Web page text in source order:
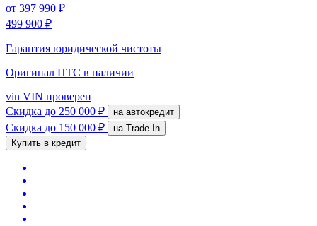
от 397 990 ₽
499 900 ₽
Гарантия юридической чистоты
Оригинал ПТС в наличии
vin VIN проверен
Скидка до 250 000 ₽ на автокредит
Скидка до 150 000 ₽
на Trade-In
Купить в кредит